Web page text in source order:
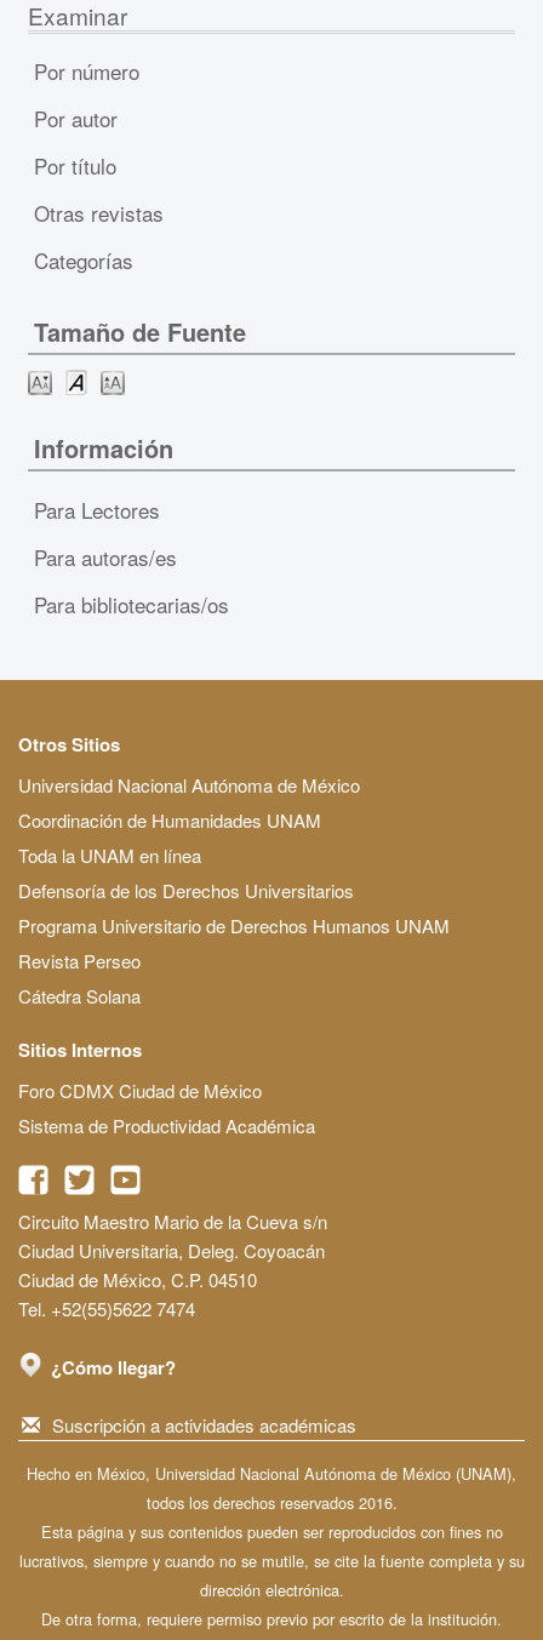
Examinar
Por número
Por autor
Por título
Otras revistas
Categorías
Tamaño de Fuente
Información
Para Lectores
Para autoras/es
Para bibliotecarias/os
Otros Sitios
Universidad Nacional Autónoma de México
Coordinación de Humanidades UNAM
Toda la UNAM en línea
Defensoría de los Derechos Universitarios
Programa Universitario de Derechos Humanos UNAM
Revista Perseo
Cátedra Solana
Sitios Internos
Foro CDMX Ciudad de México
Sistema de Productividad Académica
Circuito Maestro Mario de la Cueva s/n
Ciudad Universitaria, Deleg. Coyoacán
Ciudad de México, C.P. 04510
Tel. +52(55)5622 7474
¿Cómo llegar?
Suscripción a actividades académicas
Hecho en México, Universidad Nacional Autónoma de México (UNAM),
todos los derechos reservados 2016.
Esta página y sus contenidos pueden ser reproducidos con fines no
lucrativos, siempre y cuando no se mutile, se cite la fuente completa y su
dirección electrónica.
De otra forma, requiere permiso previo por escrito de la institución.